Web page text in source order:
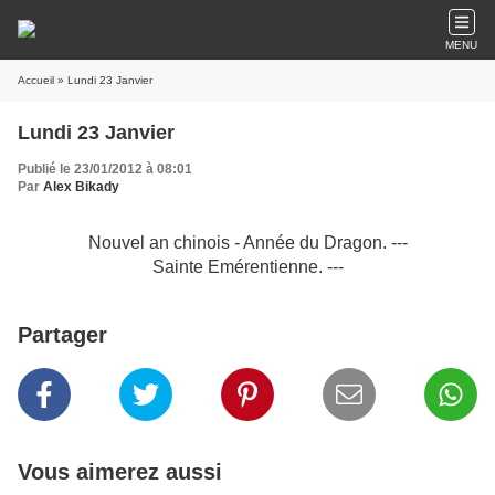
MENU
Accueil » Lundi 23 Janvier
Lundi 23 Janvier
Publié le 23/01/2012 à 08:01
Par Alex Bikady
Nouvel an chinois - Année du Dragon. ---
Sainte Emérentienne. ---
Partager
Vous aimerez aussi